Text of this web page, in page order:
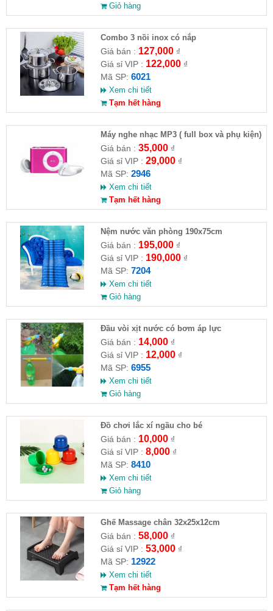
Giỏ hàng
Combo 3 nồi inox có nắp
Giá bán : 127,000₫
Giá sỉ VIP : 122,000₫
Mã SP: 6021
Xem chi tiết
Tạm hết hàng
Máy nghe nhạc MP3 ( full box và phụ kiện)
Giá bán : 35,000₫
Giá sỉ VIP : 29,000₫
Mã SP: 2946
Xem chi tiết
Tạm hết hàng
Nệm nước văn phòng 190x75cm
Giá bán : 195,000₫
Giá sỉ VIP : 190,000₫
Mã SP: 7204
Xem chi tiết
Giỏ hàng
Đầu vòi xịt nước có bơm áp lực
Giá bán : 14,000₫
Giá sỉ VIP : 12,000₫
Mã SP: 6955
Xem chi tiết
Giỏ hàng
Đồ chơi lắc xí ngầu cho bé
Giá bán : 10,000₫
Giá sỉ VIP : 8,000₫
Mã SP: 8410
Xem chi tiết
Giỏ hàng
Ghế Massage chân 32x25x12cm
Giá bán : 58,000₫
Giá sỉ VIP : 53,000₫
Mã SP: 12922
Xem chi tiết
Tạm hết hàng